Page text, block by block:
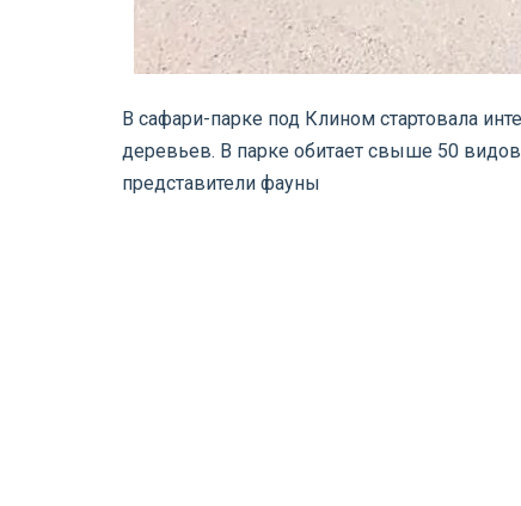
В сафари-парке под Клином стартовала
деревьев. В парке обитает свыше 50
представители фауны